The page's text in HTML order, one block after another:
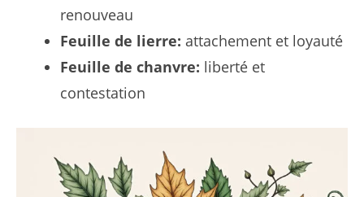
renouveau
Feuille de lierre: attachement et loyauté
Feuille de chanvre: liberté et
contestation